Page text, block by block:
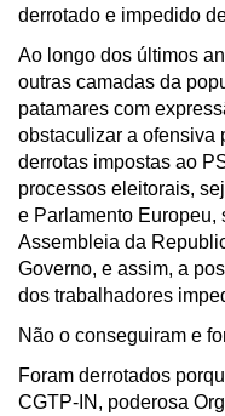
derrotado e impedido
Ao longo dos últimos
outras camadas da
patamares com
obstaculizar a ofensiva
derrotas impostas ao
processos eleitorais,
e Parlamento Europeu,
Assembleia da
Governo, e assim, a
dos trabalhadores
Não o conseguiram e
Foram derrotados
CGTP-IN, poderosa